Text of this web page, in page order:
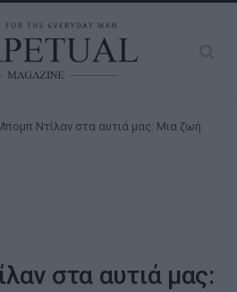
Ντίλαν στα αυτιά μας: Μια ζωή
στα αυτιά μας: